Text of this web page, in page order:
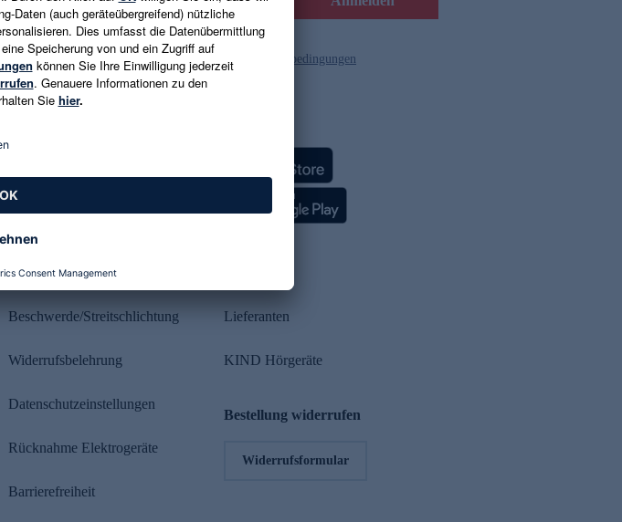
Es gelten die Datenschutzrichtlinien und die Gutscheinbedingungen
Rechtliches
Beschwerde/Streitschlichtung
Widerrufsbelehrung
Datenschutzeinstellungen
Rücknahme Elektrogeräte
Barrierefreiheit
Lieferanten
KIND Hörgeräte
Bestellung widerrufen
Widerrufsformular